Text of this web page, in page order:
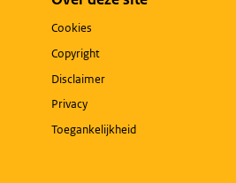
Cookies
Copyright
Disclaimer
Privacy
Toegankelijkheid